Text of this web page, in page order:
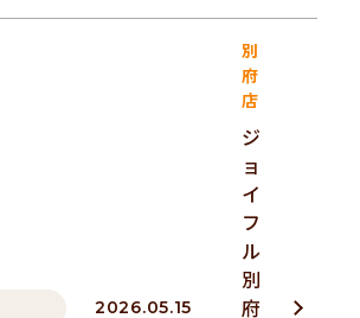
2026.05.15
別
府
店
ジ
ョ
イ
フ
ル
別
府